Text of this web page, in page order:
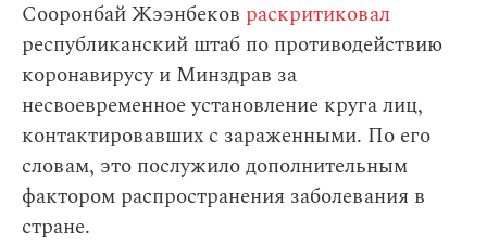
Сооронбай Жээнбеков раскритиковал
республиканский штаб по противодействию
коронавирусу и Минздрав за
несвоевременное установление круга лиц,
контактировавших с зараженными. По его
словам, это послужило дополнительным
фактором распространения заболевания в
стране.